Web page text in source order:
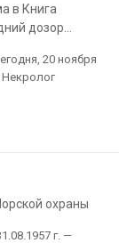
в Книга
дозор...
20 ноября
охраны
г. —